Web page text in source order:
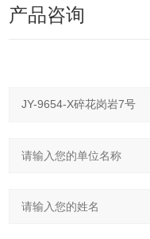
产品咨询